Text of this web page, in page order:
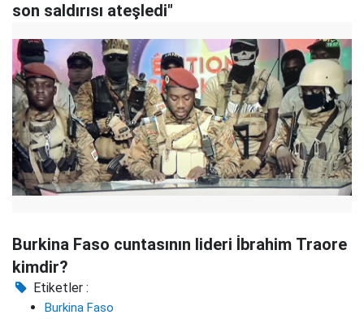
son saldırısı ateşledi"
Burkina Faso cuntasının lideri İbrahim Traore
kimdir?
Etiketler :
Burkina Faso